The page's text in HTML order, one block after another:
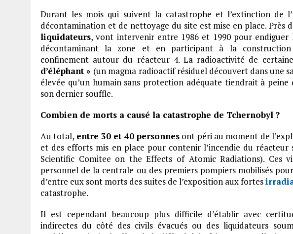
Durant les mois qui suivent la catastrophe et l’extinction de
décontamination et de nettoyage du site est mise en place. Près
liquidateurs, vont intervenir entre 1986 et 1990 pour
décontaminant la zone et en participant à la
confinement autour du réacteur 4. La radioactivité de
d’éléphant » (un magma radioactif résiduel découvert dans une
élevée qu’un humain sans protection adéquate tiendrait à
son dernier souffle.
Combien de morts a causé la catastrophe de Tchernobyl ?
Au total, entre 30 et 40 personnes ont péri au moment de
et des efforts mis en place pour contenir l’incendie du réacteur
Scientific Comitee on the Effects of Atomic Radiations). Ces
personnel de la centrale ou des premiers pompiers mobilisés
d’entre eux sont morts des suites de l’exposition aux fortes
catastrophe.
Il est cependant beaucoup plus difficile d’établir avec
indirectes du côté des civils évacués ou des liquidateurs